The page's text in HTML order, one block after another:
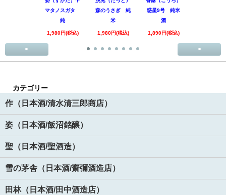
マタノスガタ
純
1,980円(税込)
森のうさぎ 純
米
1,980円(税込)
惑星9号 純米
酒
1,890円(税込)
< >
カテゴリー
作（日本酒/清水清三郎商店）
姿（日本酒/飯沼銘醸）
聖（日本酒/聖酒造）
雪の茅舎（日本酒/齋彌酒造店）
田林（日本酒/田中酒造店）